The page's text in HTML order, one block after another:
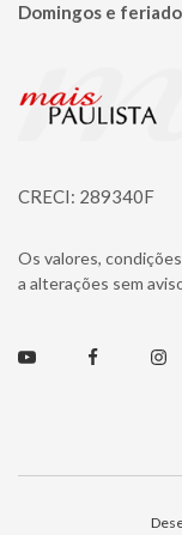
Domingos e
Página inicial
CRECI: 289340F
Os valores,
a alterações sem
Youtube Facebook